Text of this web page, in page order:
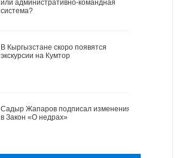
или административно-командная
система?
В Кыргызстане скоро появятся
экскурсии на Кумтор
Садыр Жапаров подписал изменения
в Закон «О недрах»